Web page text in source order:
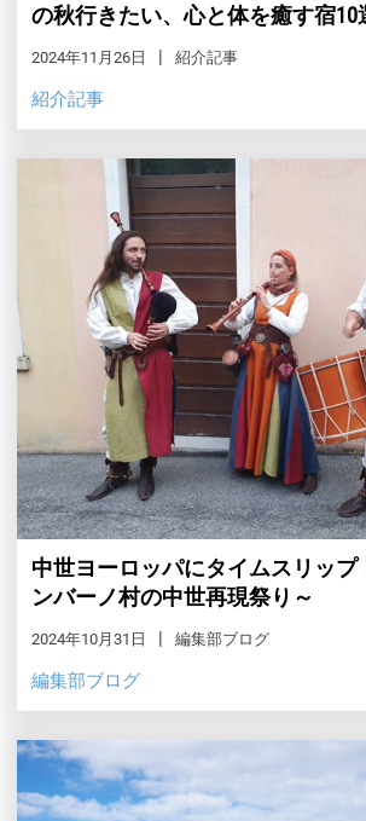
の秋行きたい、心と体を癒す宿10
2024年11月26日 紹介記事
紹介記事
中世ヨーロッパにタイムスリップ
ンバーノ村の中世再現祭り～
2024年10月31日 編集部ブログ
編集部ブログ